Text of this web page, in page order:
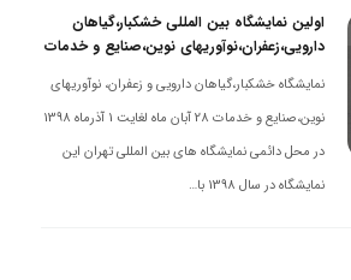
اولین نمایشگاه بین المللی خشکبار،گیاهان
دارویی،زعفران،نوآوریهای نوین،صنایع و خدمات
نمایشگاه خشکبار،گیاهان دارویی و زعفران، نوآوریهای
نوین،صنایع و خدمات 28 آبان ماه لغایت 1 آذرماه 1398
در محل دائمی نمایشگاه های بین المللی تهران این
نمایشگاه در سال 1398 با…